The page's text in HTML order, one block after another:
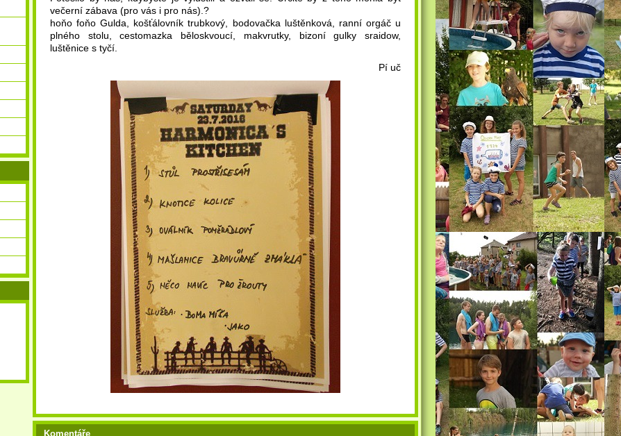
večerní zábava (pro vás i pro nás).?
hoňo foňo Gulda, košťálovník trubkový, bodovačka luštěnková, ranní orgáč u
plného stolu, cestomazka běloskvoucí, makvrutky, bizoní gulky sraidow,
luštěnice s tyčí.
Pí uč
Komentáře